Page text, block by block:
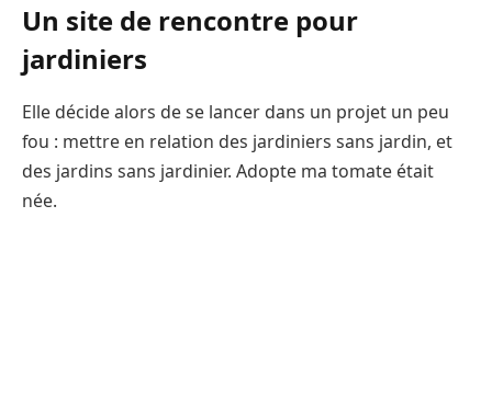
Un site de rencontre pour
jardiniers
Elle décide alors de se lancer dans un projet un peu
fou : mettre en relation des jardiniers sans jardin, et
des jardins sans jardinier. Adopte ma tomate était
née.